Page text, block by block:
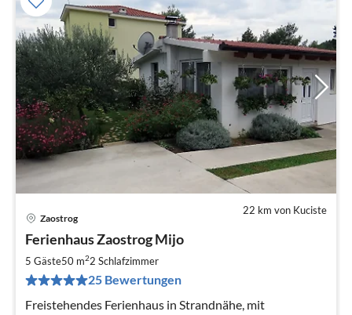
22 km von Kuciste
Zaostrog
Ferienhaus Zaostrog Mijo
5 Gäste50 m22 Schlafzimmer
25 Bewertungen
Freistehendes Ferienhaus in Strandnähe, mit